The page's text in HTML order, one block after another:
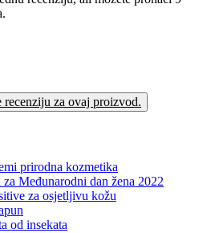
za ovaj proizvod.
prirodna kozmetika
Međunarodni dan žena 2022
za osjetljivu kožu
od insekata